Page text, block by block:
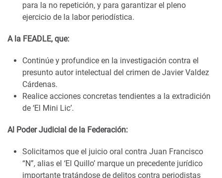
para la no repetición, y para garantizar el pleno
ejercicio de la labor periodística.
A la FEADLE, que:
Continúe y profundice en la investigación contra el
presunto autor intelectual del crimen de Javier Valdez
Cárdenas.
Realice acciones concretas tendientes a la extradición
de ‘El Mini Lic’.
Al Poder Judicial de la Federación:
Solicitamos que el juicio oral contra Juan Francisco
“N”, alias el ‘El Quillo’ marque un precedente jurídico
importante tratándose de delitos contra periodistas